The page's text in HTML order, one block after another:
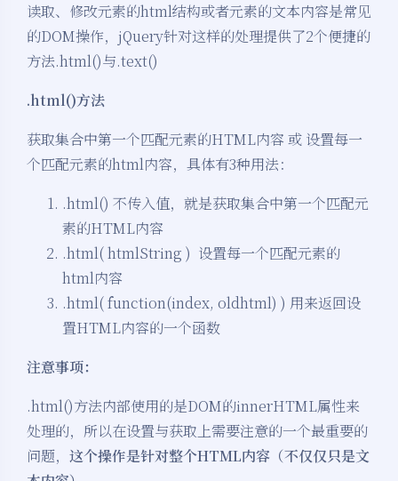
读取、修改元素的html结构或者元素的文本内容是常见
的DOM操作，jQuery针对这样的处理提供了2个便捷的
方法.html()与.text()
.html()方法
获取集合中第一个匹配元素的HTML内容 或 设置每一
个匹配元素的html内容，具体有3种用法：
.html() 不传入值，就是获取集合中第一个匹配元
素的HTML内容
.html( htmlString ) 设置每一个匹配元素的
html内容
.html( function(index, oldhtml) ) 用来返回设
置HTML内容的一个函数
注意事项：
.html()方法内部使用的是DOM的innerHTML属性来
处理的，所以在设置与获取上需要注意的一个最重要的
问题， 这个操作是针对整个HTML内容（不仅仅只是文